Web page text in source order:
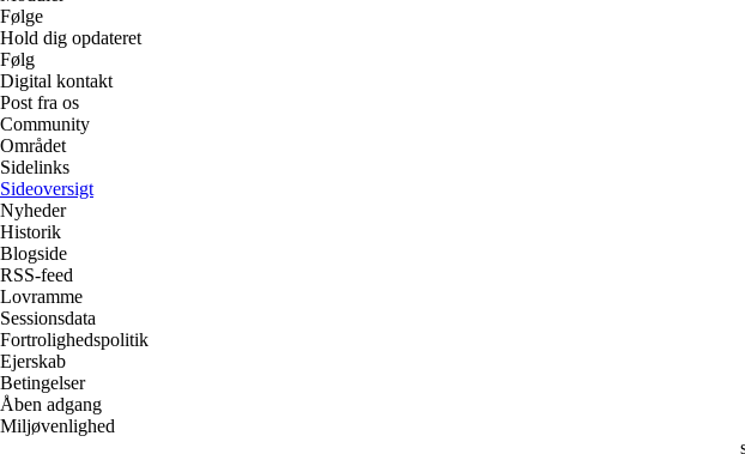
Følge
Hold dig opdateret
Følg
Digital kontakt
Post fra os
Community
Området
Sidelinks
Sideoversigt
Nyheder
Historik
Blogside
RSS-feed
Lovramme
Sessionsdata
Fortrolighedspolitik
Ejerskab
Betingelser
Åben adgang
Miljøvenlighed